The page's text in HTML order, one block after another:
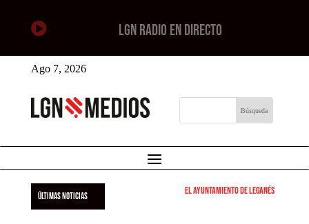
 LGN RADIO EN DIRECTO
Ago 7, 2026
ÚLTIMAS NOTICIAS El Ayuntamiento de Leganés pone en